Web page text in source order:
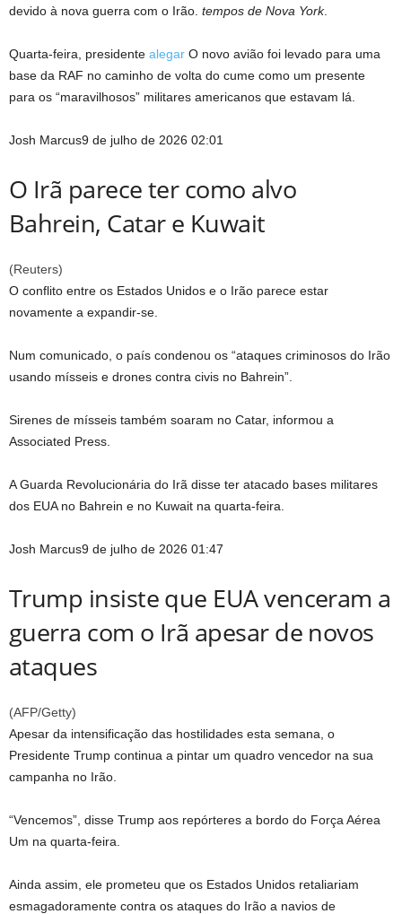
devido à nova guerra com o Irão. tempos de Nova York.
Quarta-feira, presidente alegar O novo avião foi levado para uma
base da RAF no caminho de volta do cume como um presente
para os “maravilhosos” militares americanos que estavam lá.
Josh Marcus9 de julho de 2026 02:01
O Irã parece ter como alvo
Bahrein, Catar e Kuwait
(Reuters)
O conflito entre os Estados Unidos e o Irão parece estar
novamente a expandir-se.
Num comunicado, o país condenou os “ataques criminosos do Irão
usando mísseis e drones contra civis no Bahrein”.
Sirenes de mísseis também soaram no Catar, informou a
Associated Press.
A Guarda Revolucionária do Irã disse ter atacado bases militares
dos EUA no Bahrein e no Kuwait na quarta-feira.
Josh Marcus9 de julho de 2026 01:47
Trump insiste que EUA venceram a
guerra com o Irã apesar de novos
ataques
(AFP/Getty)
Apesar da intensificação das hostilidades esta semana, o
Presidente Trump continua a pintar um quadro vencedor na sua
campanha no Irão.
“Vencemos”, disse Trump aos repórteres a bordo do Força Aérea
Um na quarta-feira.
Ainda assim, ele prometeu que os Estados Unidos retaliariam
esmagadoramente contra os ataques do Irão a navios de